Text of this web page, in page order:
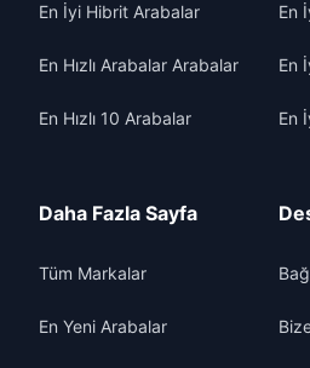
En İyi Hibrit Arabalar
En Hızlı Arabalar Arabalar
En Hızlı 10 Arabalar
En
En
En
Daha Fazla Sayfa
Tüm Markalar
En Yeni Arabalar